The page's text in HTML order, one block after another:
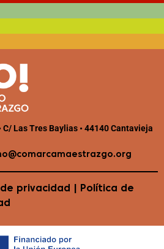
Las Tres Baylias • 44140 Cantavieja
privacidad
Política de